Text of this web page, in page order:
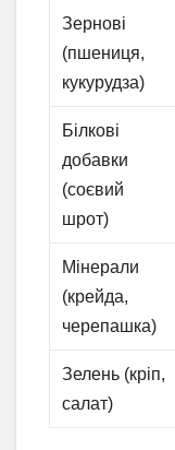
Зернові
(пшениця,
кукурудза)
Білкові
добавки
(соєвий
шрот)
Мінерали
(крейда,
черепашка)
Зелень (кріп,
салат)